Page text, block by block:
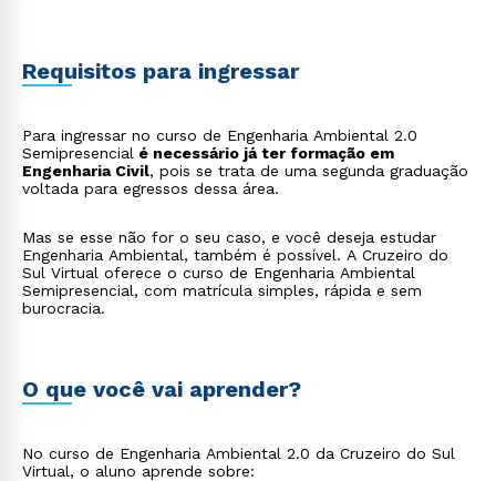
Requisitos para ingressar
Para ingressar no curso de Engenharia Ambiental 2.0
Semipresencial é necessário já ter formação em
Engenharia Civil, pois se trata de uma segunda graduação
voltada para egressos dessa área.
Mas se esse não for o seu caso, e você deseja estudar
Engenharia Ambiental, também é possível. A Cruzeiro do
Sul Virtual oferece o curso de Engenharia Ambiental
Semipresencial, com matrícula simples, rápida e sem
burocracia.
O que você vai aprender?
No curso de Engenharia Ambiental 2.0 da Cruzeiro do Sul
Virtual, o aluno aprende sobre: